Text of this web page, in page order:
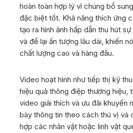
hoàn toàn hợp lý vì chúng bổ
đặc biệt tốt. Khả năng thích ứng
tạo ra hình ảnh hấp dẫn thu hút
và để lại ấn tượng lâu dài, khiến
chất lượng cao và hàng đầu.
Video hoạt hình như tiếp thị kỹ
hiệu quả thông điệp thương hiệu,
video giải thích và ưu đãi khuyến
bày thông tin theo cách thú vị và
hợp các nhân vật hoặc linh vật